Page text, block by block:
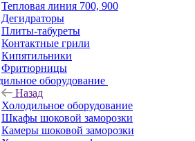
Тепловая линия 700, 900
Дегидраторы
Плиты-табуреты
Контактные грили
Кипятильники
Фритюрницы
оборудование
Назад
Холодильное оборудование
Шкафы шоковой заморозки
Камеры шоковой заморозки